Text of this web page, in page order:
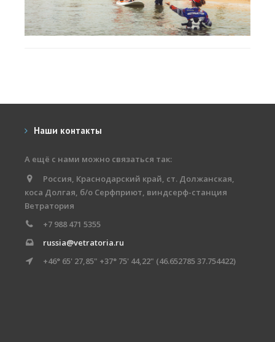
Наши контакты
А ещё с нами можно связаться так:
Россия, Краснодарский край, ст. Должанская,
коса Долгая, б/о Серфприют, виндсерф-станция
Ветратория
+7 988 471 5355
russia@vetratoria.ru
+46° 65' 27,85" +37° 75' 44,22" (46.652785 37.754422)